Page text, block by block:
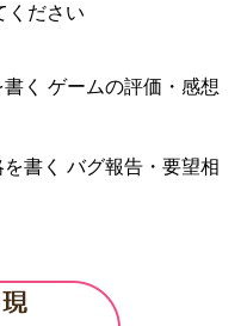
ください
く ゲームの評価・感想
書く バグ報告・要望相